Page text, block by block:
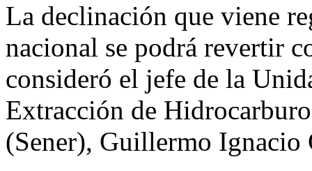
La declinación que viene
nacional se podrá revertir
consideró el jefe de la
Extracción de
(Sener), Guillermo Ignacio